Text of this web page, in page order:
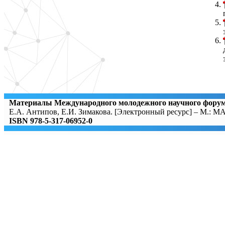
Материалы Международного молодежного научного
Е.А. Антипов, Е.И. Зимакова. [Электронный ресурс] – М.:
ISBN 978-5-317-06952-0